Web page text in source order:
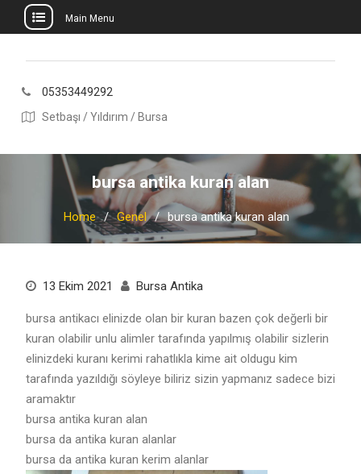
content
Main Menu
05353449292
Setbaşı / Yıldırım / Bursa
bursa antika kuran alan
Home Genel bursa antika kuran alan
13 Ekim 2021 Bursa Antika
bursa antikacı elinizde olan bir kuran bazen çok değerli bir
kuran olabilir unlu alimler tarafında yapılmış olabilir sizlerin
elinizdeki kuranı kerimi rahatlıkla kime ait oldugu kim
tarafında yazıldığı söyleye biliriz sizin yapmanız sadece bizi
aramaktır
bursa antika kuran alan
bursa da antika kuran alanlar
bursa da antika kuran kerim alanlar